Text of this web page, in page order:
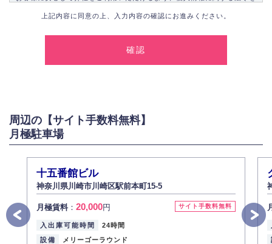
2.個人情報の利用
お問い合わせに対する回答、資料等の送付
採用に関する回答、情報の提供
弊社は取り扱う個人情報の外部への漏洩を防止し、その利用目的に応じて
適切かつ安全に管理します。
4.個人情報の第三者提供
法的義務など正当な理由に基づく要請があった場合を除き、お客様の個人
情報をご本人の同意なく第三者に提供いたしません。
5.個人情報の開示・訂正・削除
上記内容に同意の上、入力内容の確認にお進みください。
周辺の【サイト手数料無料】
月極駐車場
十五番館ビル
神奈川県川崎市川崎区駅前本町15-5
サイト手数料無料
月極賃料： 20,000円
入出庫可能時間
24時間
設備
メリーゴーラウンド